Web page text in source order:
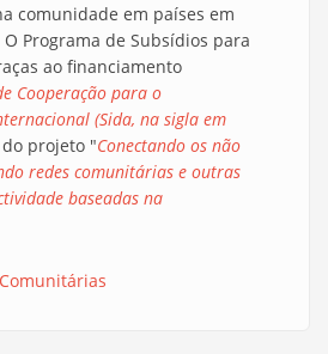
comunidade em países em
Programa de Subsídios para
ao financiamento
Cooperação para o
(Sida, na sigla em
projeto "Conectando os não
redes comunitárias e outras
baseadas na